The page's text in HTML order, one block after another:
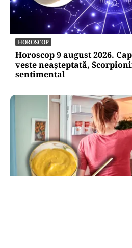
HOROSCOP
Horoscop 9 august 2026.
veste neașteptată,
sentimental